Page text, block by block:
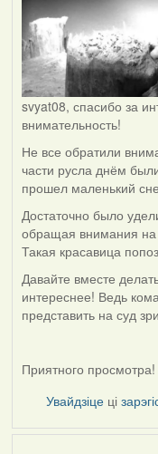
svyat08, спасибо за
внимательность!
Не все обратили
части русла днём
прошел маленький
Достаточно было
обращая внимания на
Такая красавица
Давайте вместе
интереснее! Ведь
представить на суд
Приятного просмотра!
Увайдзіце ці